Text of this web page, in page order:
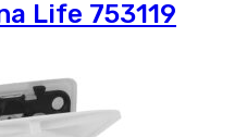
Life 753119